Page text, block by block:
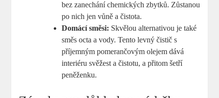
bez zanechání chemických zbytků. Zůstanou
po nich jen vůně a čistota.
Domácí směsi: Skvělou alternativou je také
směs octa a vody. Tento levný čistič s
příjemným pomerančovým olejem dává
interiéru svěžest a čistotu, a přitom šetří
peněženku.